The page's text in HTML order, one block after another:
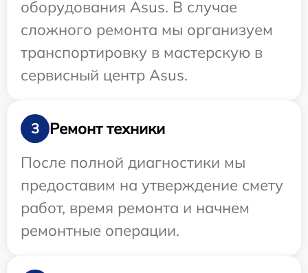
оборудования Asus. В случае
сложного ремонта мы организуем
транспортировку в мастерскую в
сервисный центр Asus.
3
Ремонт техники
После полной диагностики мы
предоставим на утверждение смету
работ, время ремонта и начнем
ремонтные операции.